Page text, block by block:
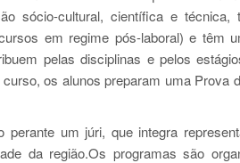
sócio-cultural, científica e técnica,
em regime pós-laboral) e têm
pelas disciplinas e pelos
os alunos preparam uma Prova
perante um júri, que integra
da região.Os programas são